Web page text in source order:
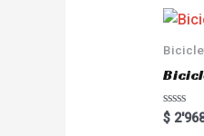
R
a
$